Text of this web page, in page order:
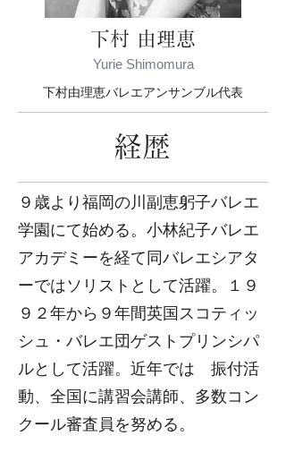
下村 由理恵
Yurie Shimomura
下村由理恵バレエアンサンブル代表
​経歴
９歳より福岡の川副恵躬子バレエ
学園にて始める。小林紀子バレエ
アカデミーを経て同バレエシアタ
ーではソリストとして活躍。１９
９２年から９年間英国スコティッ
シュ・バレエ団ゲストプリンシパ
ルとして活躍。近年では 振付活
動、全国に講習会講師、多数コン
クール審査員を努める。